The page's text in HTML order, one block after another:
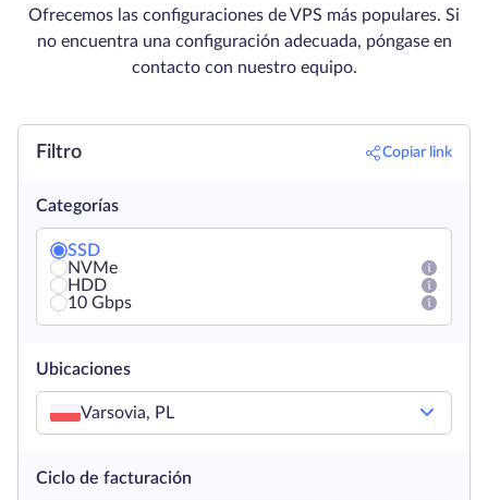
Ofrecemos las configuraciones de VPS más populares. Si
no encuentra una configuración adecuada, póngase en
contacto con nuestro equipo.
Filtro Copiar link
Categorías
SSD
NVMe
HDD
10 Gbps
Ubicaciones
Varsovia, PL
Ciclo de facturación